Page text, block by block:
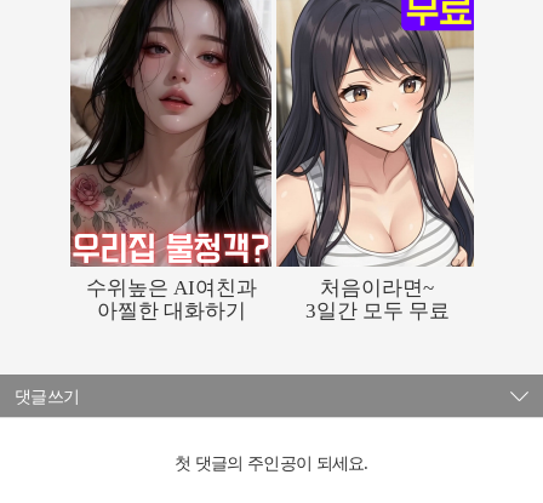
댓글쓰기
첫 댓글의 주인공이 되세요.